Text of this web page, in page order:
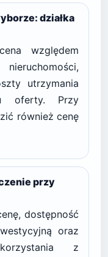
działka
względem
utrzymania
oferty. Przy
również cenę
przy
dostępność
oraz
z